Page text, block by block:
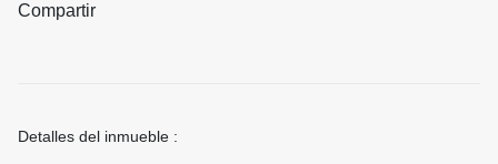
Compartir
Detalles del inmueble :